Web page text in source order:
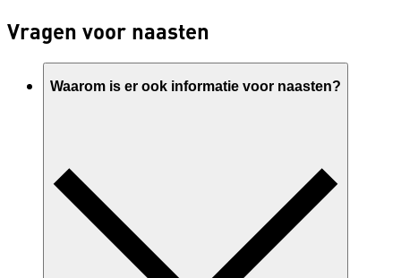
Vragen voor naasten
Waarom is er ook informatie voor naasten?